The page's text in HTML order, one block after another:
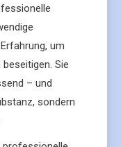
um
Sie
– und
sondern